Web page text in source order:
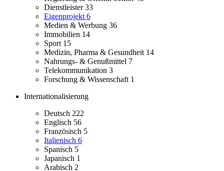
Dienstleister33
Eigenprojekt 6
Medien & Werbung 36
Immobilien 14
Sport 15
Medizin, Pharma & Gesundheit 14
Nahrungs- & Genußmittel 7
Telekommunikation 3
Forschung & Wissenschaft 1
Internationalisierung
Deutsch 222
Englisch 56
Französisch 5
Italienisch 6
Spanisch 5
Japanisch 1
Arabisch 2